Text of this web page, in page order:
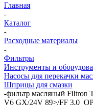
Главная
-
Каталог
-
Расходные материалы
-
Фильтры
Инструменты и
Насосы для перекачки
Шприцы для смазки
-фильтр масляный Filtron
V6 GX/24V 89>/FF 3.0